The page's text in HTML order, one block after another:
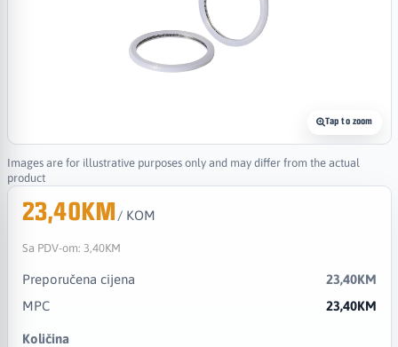
Tap to zoom
Images are for illustrative purposes only and may differ from the actual
product
23,40KM / KOM
Sa PDV-om: 3,40KM
Preporučena cijena
23,40KM
MPC
23,40KM
Količina